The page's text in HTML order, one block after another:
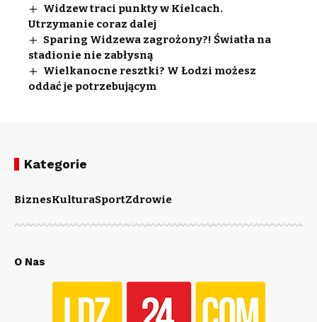
Widzew traci punkty w Kielcach.
Utrzymanie coraz dalej
Sparing Widzewa zagrożony?! Światła na
stadionie nie zabłysną
Wielkanocne resztki? W Łodzi możesz
oddać je potrzebującym
Kategorie
BiznesKulturaSportZdrowie
O Nas